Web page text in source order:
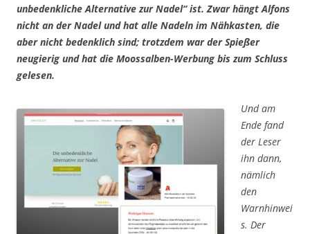
unbedenkliche Alternative zur Nadel“ist. Zwar hängt Alfons
nicht an der Nadel und hat alle Nadeln im Nähkasten, die
aber nicht bedenklich sind; trotzdem war der Spießer
neugierig und hat die Moossalben-Werbung bis zum Schluss
gelesen.
Und am
Ende fand
der Leser
ihn dann,
nämlich
den
Warnhinwei
s. Der